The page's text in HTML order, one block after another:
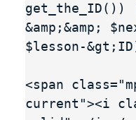
get_the_ID())
&amp;&amp;
$lesson-
<span
current"><i